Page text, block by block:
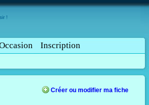
!
Inscription
Créer ou modifier ma fiche